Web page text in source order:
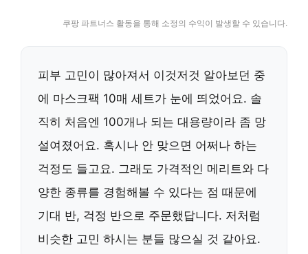
쿠팡 파트너스 활동을 통해 소정의 수익이 발생할 수 있습니다.
피부 고민이 많아져서 이것저것 알아보던 중
에 마스크팩 10매 세트가 눈에 띄었어요. 솔
직히 처음엔 100개나 되는 대용량이라 좀 망
설여졌어요. 혹시나 안 맞으면 어쩌나 하는
걱정도 들고요. 그래도 가격적인 메리트와 다
양한 종류를 경험해볼 수 있다는 점 때문에
기대 반, 걱정 반으로 주문했답니다. 저처럼
비슷한 고민 하시는 분들 많으실 것 같아요.